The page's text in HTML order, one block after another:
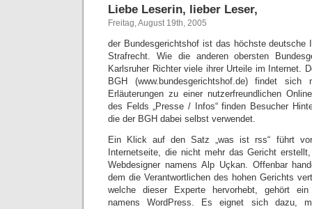
Liebe Leserin, lieber Leser,
Freitag, August 19th, 2005
der Bundesgerichtshof ist das höchste deutsche
Strafrecht. Wie die anderen obersten
Karlsruher Richter viele ihrer Urteile im Internet.
BGH (www.bundesgerichtshof.de) findet sich
Erläuterungen zu einer nutzerfreundlichen
des Felds „Presse / Infos“ finden Besucher
die der BGH dabei selbst verwendet.
Ein Klick auf den Satz „was ist rss“ führt
Internetseite, die nicht mehr das Gericht
Webdesigner namens Alp Uçkan. Offenbar
dem die Verantwortlichen des hohen Gerichts
welche dieser Experte hervorhebt, gehört ein
namens WordPress. Es eignet sich dazu,